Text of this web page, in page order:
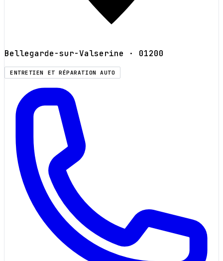
Bellegarde-sur-Valserine · 01200
ENTRETIEN ET RÉPARATION AUTO